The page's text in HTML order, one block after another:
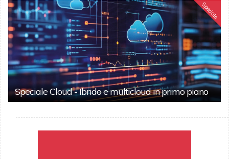
Speciale
Speciale Cloud - Ibrido e multicloud in primo piano